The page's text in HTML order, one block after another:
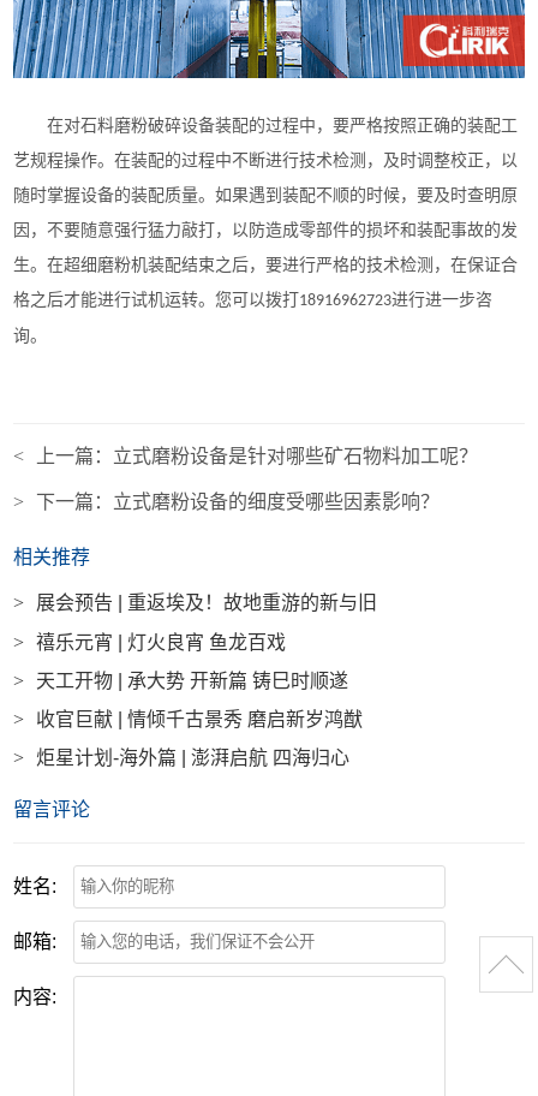
在对石料磨粉破碎设备装配的过程中，要严格按照正确的装配工
艺规程操作。在装配的过程中不断进行技术检测，及时调整校正，以
随时掌握设备的装配质量。如果遇到装配不顺的时候，要及时查明原
因，不要随意强行猛力敲打，以防造成零部件的损坏和装配事故的发
生。在超细磨粉机装配结束之后，要进行严格的技术检测，在保证合
格之后才能进行试机运转。您可以拨打 18916962723进行进一步咨
询。
< 上一篇： 立式磨粉设备是针对哪些矿石物料加工呢？
> 下一篇： 立式磨粉设备的细度受哪些因素影响？
相关推荐
>
展会预告 | 重返埃及！故地重游的新与旧
>
禧乐元宵 | 灯火良宵 鱼龙百戏
>
天工开物 | 承大势 开新篇 铸巳时顺遂
>
收官巨献 | 情倾千古景秀 磨启新岁鸿猷
>
炬星计划-海外篇 | 澎湃启航 四海归心
留言评论
姓名:
邮箱:
内容: